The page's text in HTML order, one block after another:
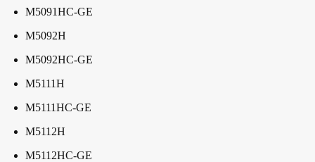
M5091HC-GE
M5092H
M5092HC-GE
M5111H
M5111HC-GE
M5112H
M5112HC-GE